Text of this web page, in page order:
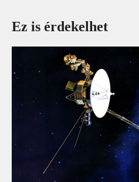
Ez is érdekelhet